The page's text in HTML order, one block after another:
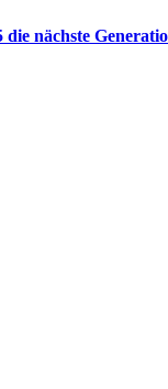
nächste